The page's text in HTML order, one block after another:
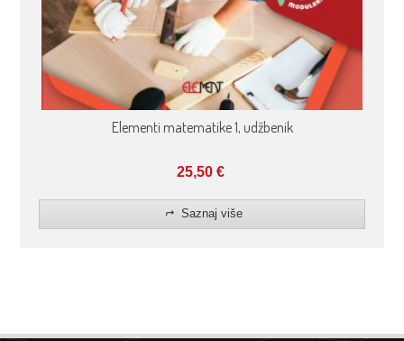
Elementi matematike 1, udžbenik
25,50 €
Saznaj više